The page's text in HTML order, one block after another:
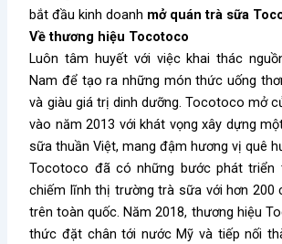
bắt đầu kinh doanh mở quán trà sữa
Về thương hiệu Tocotoco
Luôn tâm huyết với việc khai thác
Nam để tạo ra những món thức uống
và giàu giá trị dinh dưỡng. Tocotoco mở
vào năm 2013 với khát vọng xây dựng
sữa thuần Việt, mang đậm hương vị quê
Tocotoco đã có những bước phát triển
chiếm lĩnh thị trường trà sữa với hơn 200
trên toàn quốc. Năm 2018, thương hiệu
thức đặt chân tới nước Mỹ và tiếp nối